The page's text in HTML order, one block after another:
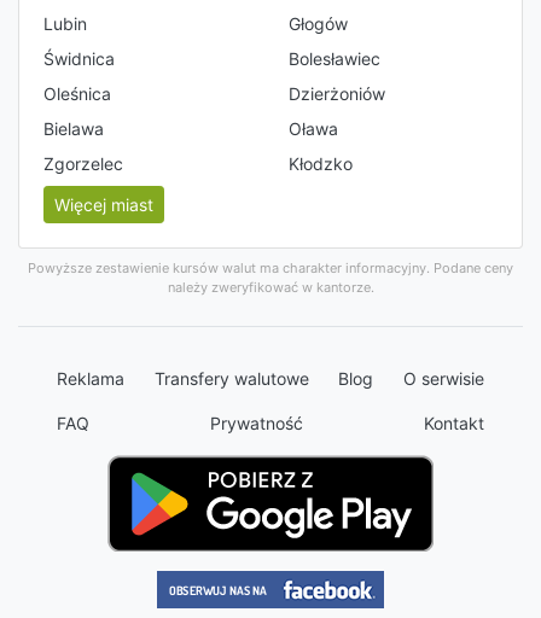
Lubin
Głogów
Świdnica
Bolesławiec
Oleśnica
Dzierżoniów
Bielawa
Oława
Zgorzelec
Kłodzko
Więcej miast
Powyższe zestawienie kursów walut ma charakter informacyjny. Podane ceny
należy zweryfikować w kantorze.
Reklama Transfery walutowe Blog O serwisie
FAQ Prywatność Kontakt